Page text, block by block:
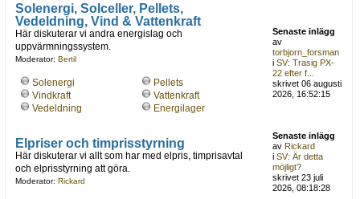
Solenergi, Solceller, Pellets,
Vedeldning, Vind & Vattenkraft
Här diskuterar vi andra energislag och
uppvärmningssystem.
Moderator: Bertil
Solenergi
Vindkraft
Vedeldning
Pellets
Vattenkraft
Energilager
Senaste inlägg
av
torbjorn_forsman
iSV: Trasig PX-
22 efter f...
skrivet 06 augusti
2026, 16:52:15
Elpriser och timprisstyrning
Här diskuterar vi allt som har med elpris, timprisavtal
och elprisstyrning att göra.
Moderator: Rickard
Senaste inlägg
avRickard
iSV: Är detta
möjligt?
skrivet 23 juli
2026, 08:18:28